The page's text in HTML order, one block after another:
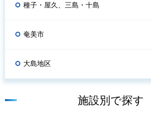
種子・屋久、三島・十島
奄美市
大島地区
施設別で探す